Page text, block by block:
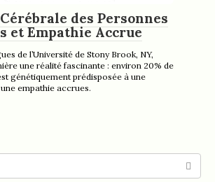
des Personnes
et Empathie Accrue
de l’Université de Stony Brook, NY,
une réalité fascinante : environ 20% de
génétiquement prédisposée à une
empathie accrues.